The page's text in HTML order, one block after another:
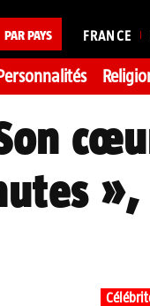
PAR PAYS FRANCE
»,